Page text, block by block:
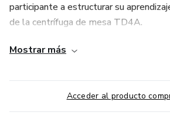
participante a estructurar su
de la centrífuga de mesa TD4A.
Al finalizar el curso el operador
del fabricante y pondrá en práctica los
el manejo adecuado y la resolución de
equipo.
Mostrar más
Acceder al producto